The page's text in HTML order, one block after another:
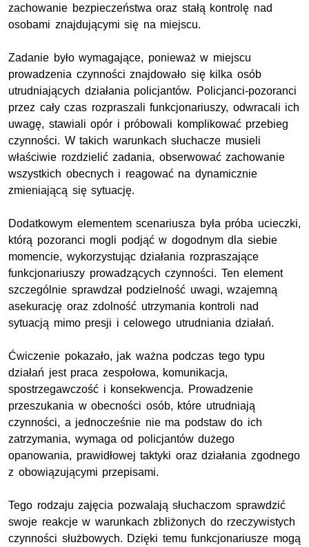
zachowanie bezpieczeństwa oraz stałą kontrolę nad
osobami znajdującymi się na miejscu.
Zadanie było wymagające, ponieważ w miejscu
prowadzenia czynności znajdowało się kilka osób
utrudniających działania policjantów. Policjanci-pozoranci
przez cały czas rozpraszali funkcjonariuszy, odwracali ich
uwagę, stawiali opór i próbowali komplikować przebieg
czynności. W takich warunkach słuchacze musieli
właściwie rozdzielić zadania, obserwować zachowanie
wszystkich obecnych i reagować na dynamicznie
zmieniającą się sytuację.
Dodatkowym elementem scenariusza była próba ucieczki,
którą pozoranci mogli podjąć w dogodnym dla siebie
momencie, wykorzystując działania rozpraszające
funkcjonariuszy prowadzących czynności. Ten element
szczególnie sprawdzał podzielność uwagi, wzajemną
asekurację oraz zdolność utrzymania kontroli nad
sytuacją mimo presji i celowego utrudniania działań.
Ćwiczenie pokazało, jak ważna podczas tego typu
działań jest praca zespołowa, komunikacja,
spostrzegawczość i konsekwencja. Prowadzenie
przeszukania w obecności osób, które utrudniają
czynności, a jednocześnie nie ma podstaw do ich
zatrzymania, wymaga od policjantów dużego
opanowania, prawidłowej taktyki oraz działania zgodnego
z obowiązującymi przepisami.
Tego rodzaju zajęcia pozwalają słuchaczom sprawdzić
swoje reakcje w warunkach zbliżonych do rzeczywistych
czynności służbowych. Dzięki temu funkcjonariusze mogą